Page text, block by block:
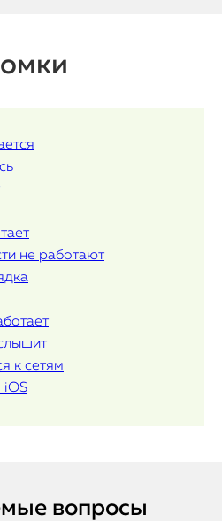
не работают
к сетям
iOS
вопросы